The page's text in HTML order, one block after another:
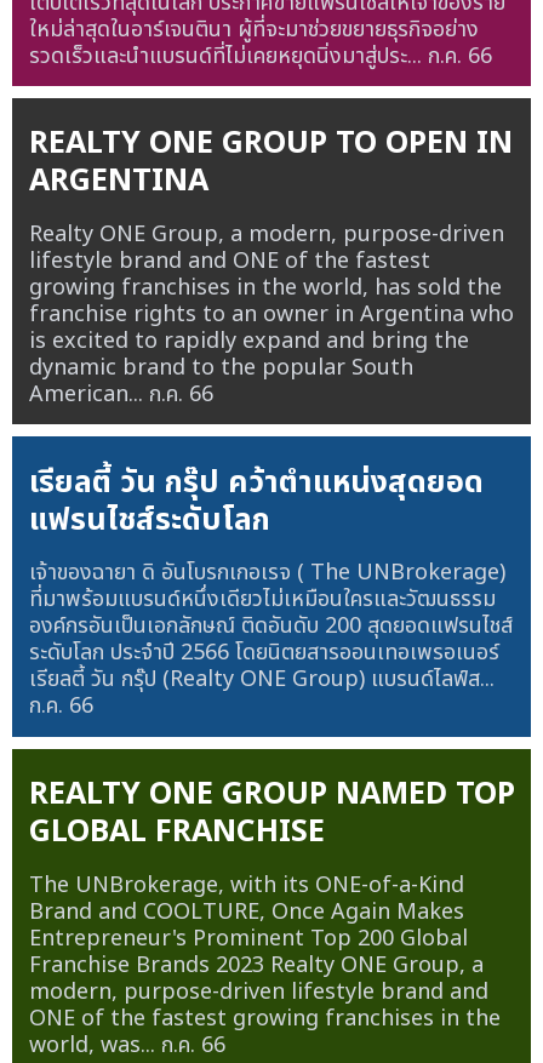
ใหม่ล่าสุดในอาร์เจนตินา ผู้ที่จะมาช่วยขยายธุรกิจอย่าง
รวดเร็วและนำแบรนด์ที่ไม่เคยหยุดนิ่งมาสู่ประ... ก.ค. 66
REALTY ONE GROUP TO OPEN IN
ARGENTINA
Realty ONE Group, a modern, purpose-driven
lifestyle brand and ONE of the fastest
growing franchises in the world, has sold the
franchise rights to an owner in Argentina who
is excited to rapidly expand and bring the
dynamic brand to the popular South
American... ก.ค. 66
เรียลตี้ วัน กรุ๊ป คว้าตำแหน่งสุดยอด
แฟรนไชส์ระดับโลก
เจ้าของฉายา ดิ อันโบรกเกอเรจ ( The UNBrokerage)
ที่มาพร้อมแบรนด์หนึ่งเดียวไม่เหมือนใครและวัฒนธรรม
องค์กรอันเป็นเอกลักษณ์ ติดอันดับ 200 สุดยอดแฟรนไชส์
ระดับโลก ประจำปี 2566 โดยนิตยสารออนเทอเพรอเนอร์
เรียลตี้ วัน กรุ๊ป (Realty ONE Group) แบรนด์ไลฟ์ส...
ก.ค. 66
REALTY ONE GROUP NAMED TOP
GLOBAL FRANCHISE
The UNBrokerage, with its ONE-of-a-Kind
Brand and COOLTURE, Once Again Makes
Entrepreneur's Prominent Top 200 Global
Franchise Brands 2023 Realty ONE Group, a
modern, purpose-driven lifestyle brand and
ONE of the fastest growing franchises in the
world, was... ก.ค. 66